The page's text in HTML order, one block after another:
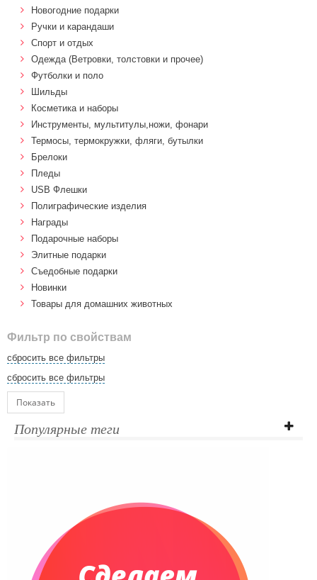
Новогодние подарки
Ручки и карандаши
Спорт и отдых
Одежда (Ветровки, толстовки и прочее)
Футболки и поло
Шильды
Косметика и наборы
Инструменты, мультитулы,ножи, фонари
Термосы, термокружки, фляги, бутылки
Брелоки
Пледы
USB Флешки
Полиграфические изделия
Награды
Подарочные наборы
Элитные подарки
Cъедобные подарки
Новинки
Товары для домашних животных
Фильтр по свойствам
сбросить все фильтры
сбросить все фильтры
Показать
Популярные теги